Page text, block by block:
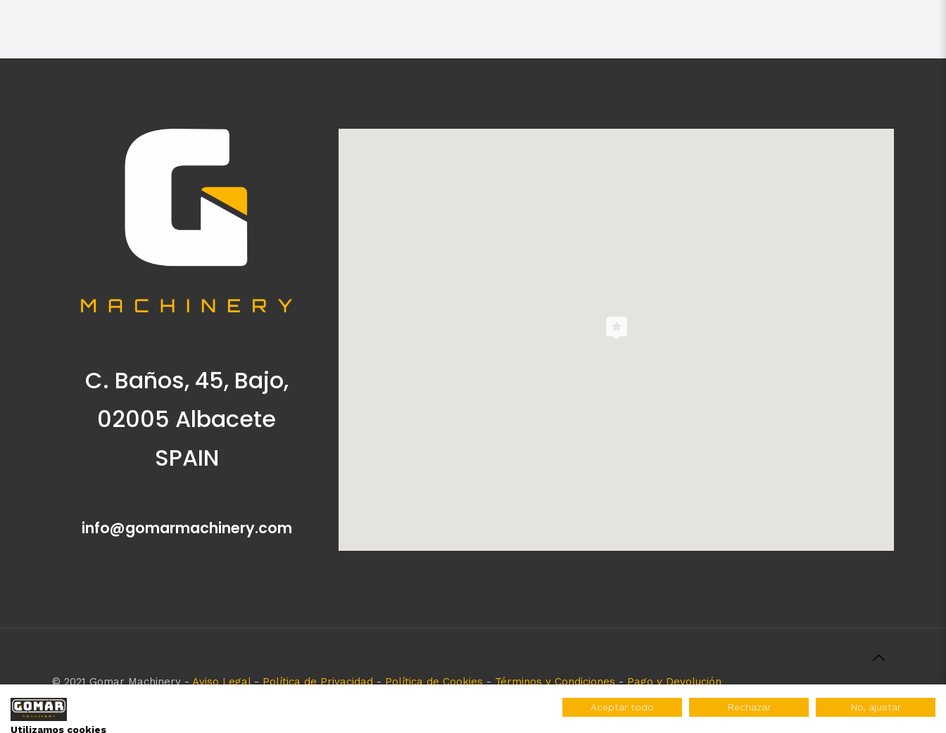
C. Baños, 45, Bajo,
02005 Albacete
SPAIN
info@gomarmachinery.com
© 2021 Gomar Machinery -Aviso Legal-Política de Privacidad-Política de Cookies-Términos y Condiciones-Pago y Devolución
Todas las marcas aquí mencionadas son de simple referencia, es solo para especificar los productos que comercializamos y el servicio que brindamos. Nuestra
empresa respeta todos los derechos de marca reservados y registrados por cada fabricante sin tomarse ningún tipo de atribuciones no esatablecidas.
Utilizamos cookies
Aceptar todo Rechazar No, ajustar